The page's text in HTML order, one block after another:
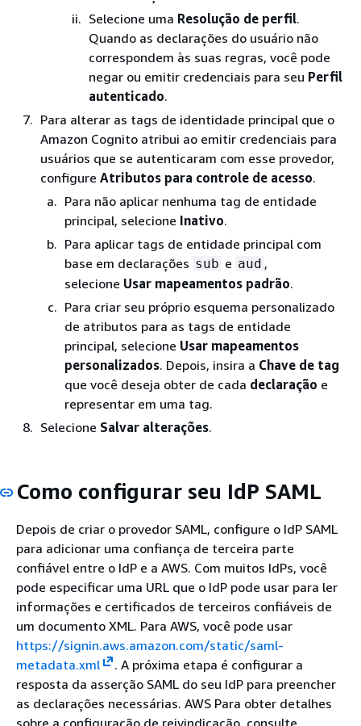
Selecione uma Resolução de perfil.
Quando as declarações do usuário não
correspondem às suas regras, você pode
negar ou emitir credenciais para seu Perfil
autenticado.
Para alterar as tags de identidade principal que o
Amazon Cognito atribui ao emitir credenciais para
usuários que se autenticaram com esse provedor,
configure Atributos para controle de acesso.
Para não aplicar nenhuma tag de entidade
principal, selecione Inativo.
Para aplicar tags de entidade principal com
base em declarações sub e aud ,
selecione Usar mapeamentos padrão.
Para criar seu próprio esquema personalizado
de atributos para as tags de entidade
principal, selecione Usar mapeamentos
personalizados. Depois, insira a Chave de tag
que você deseja obter de cada declaração e
representar em uma tag.
Selecione Salvar alterações.
Como configurar seu IdP SAML
Depois de criar o provedor SAML, configure o IdP SAML
para adicionar uma confiança de terceira parte
confiável entre o IdP e a AWS. Com muitos IdPs, você
pode especificar uma URL que o IdP pode usar para ler
informações e certificados de terceiros confiáveis de
um documento XML. Para AWS, você pode usar
https://signin.aws.amazon.com/static/saml-
metadata.xml
. A próxima etapa é configurar a
resposta da asserção SAML do seu IdP para preencher
as declarações necessárias. AWS Para obter detalhes
sobre a configuração de reivindicação, consulte